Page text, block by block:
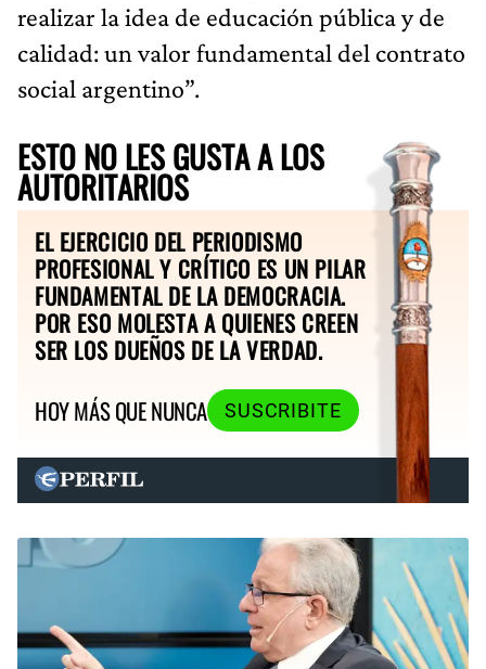
realizar la idea de educación pública y de
calidad: un valor fundamental del contrato
social argentino”.
ESTO NO LES GUSTA A LOS
AUTORITARIOS
EL EJERCICIO DEL PERIODISMO
PROFESIONAL Y CRÍTICO ES UN PILAR
FUNDAMENTAL DE LA DEMOCRACIA.
POR ESO MOLESTA A QUIENES CREEN
SER LOS DUEÑOS DE LA VERDAD.
HOY MÁS QUE NUNCA
SUSCRIBITE